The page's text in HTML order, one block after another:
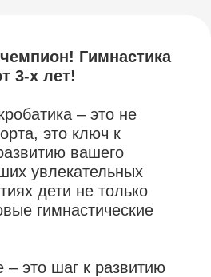
Гимнастика
3-х лет!
– это не
это ключ к
вашего
увлекательных
дети не только
гимнастические
– это шаг к развитию